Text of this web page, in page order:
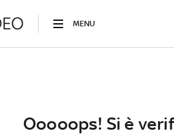
MENU
Ooooops! Si è